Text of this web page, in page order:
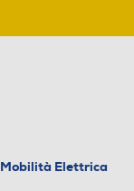
Mobilità Elettrica